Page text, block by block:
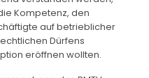
Kompetenz, den
auf betrieblicher
Dürfens
eröffnen wollten.